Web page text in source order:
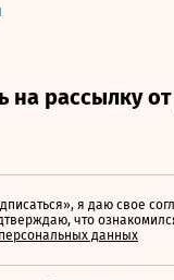
я даю свое
что
данных